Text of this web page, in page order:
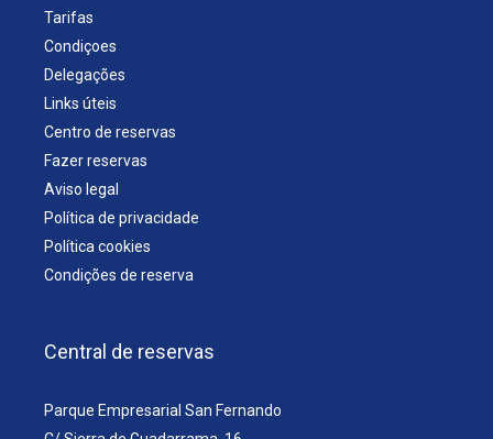
Tarifas
Condiçoes
Delegações
Links úteis
Centro de reservas
Fazer reservas
Aviso legal
Política de privacidade
Política cookies
Condições de reserva
Central de reservas
Parque Empresarial San Fernando